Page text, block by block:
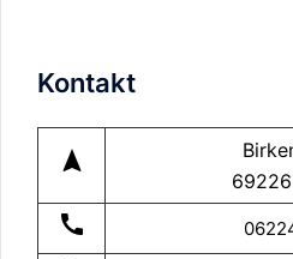
Kontakt
navigation
call